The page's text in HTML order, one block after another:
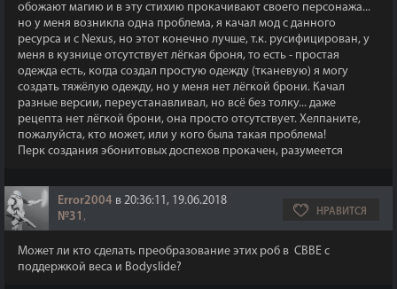
обожают магию и в эту стихию прокачивают своего персонажа...
но у меня возникла одна проблема, я качал мод с данного
ресурса и с Nexus, но этот конечно лучше, т.к. русифицирован, у
меня в кузнице отсутствует лёгкая броня, то есть - простая
одежда есть, когда создал простую одежду (тканевую) я могу
создать тяжёлую одежду, но у меня нет лёгкой брони. Качал
разные версии, переустанавливал, но всё без толку... даже
рецепта нет лёгкой брони, она просто отсутствует. Хелпаните,
пожалуйста, кто может, или у кого была такая проблема!
Перк создания эбонитовых доспехов прокачен, разумеется
Error2004 в 20:36:11, 19.06.2018
№31 , НРАВИТСЯ
Может ли кто сделать преобразование этих роб в CBBE с
поддержкой веса и Bodyslide?